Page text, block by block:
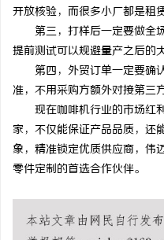
开放核验，而很多小厂都是租
第三，打样后一定要做全
提前测试可以规避量产之后的
第四，外贸订单一定要确
准，不用采购方额外对接第三
现在咖啡机行业的市场红
家，不仅能保证产品品质，还
象，精准锁定优质供应商，伟
零件定制的首选合作伙伴。